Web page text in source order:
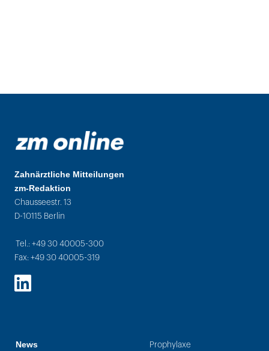
Zahnärztliche Mitteilungen
zm-Redaktion
Chausseestr. 13
D-10115 Berlin
Tel.: +49 30 40005-300
Fax: +49 30 40005-319
LinkedIn
News Prophylaxe